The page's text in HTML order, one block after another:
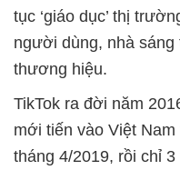
tục ‘giáo dục’ thị
người dùng, nhà
thương hiệu.
TikTok ra đời năm
mới tiến vào Việt
tháng 4/2019, rồi chỉ